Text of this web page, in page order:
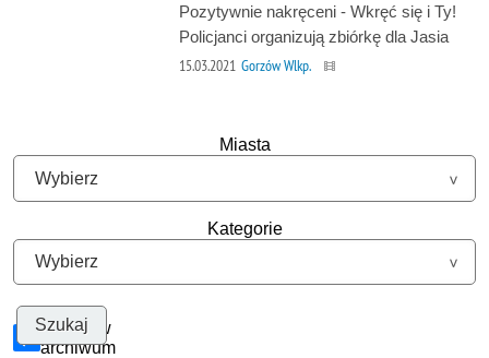
Pozytywnie nakręceni - Wkręć się i Ty!
Policjanci organizują zbiórkę dla Jasia
15.03.2021 Gorzów Wlkp.
Miasta
Kategorie
Szukaj w
archiwum